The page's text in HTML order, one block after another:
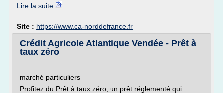
Lire la suite
Site : https://www.ca-norddefrance.fr
Crédit Agricole Atlantique Vendée - Prêt à
taux zéro
marché particuliers
Profitez du Prêt à taux zéro, un prêt réglementé qui